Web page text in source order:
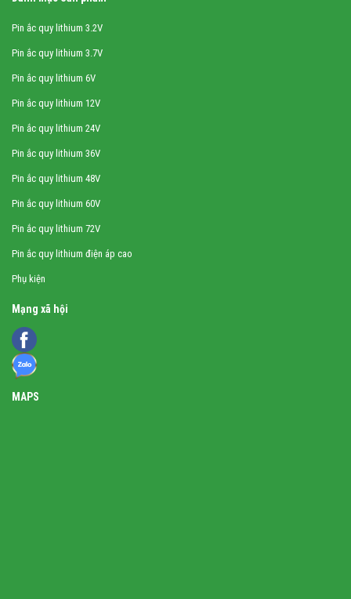
Pin ắc quy lithium 3.2V
Pin ắc quy lithium 3.7V
Pin ắc quy lithium 6V
Pin ắc quy lithium 12V
Pin ắc quy lithium 24V
Pin ắc quy lithium 36V
Pin ắc quy lithium 48V
Pin ắc quy lithium 60V
Pin ắc quy lithium 72V
Pin ắc quy lithium điện áp cao
Phụ kiện
Mạng xã hội
MAPS